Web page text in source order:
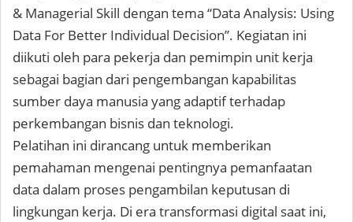
& Managerial Skill dengan tema “Data Analysis: Using
Data For Better Individual Decision”. Kegiatan ini
diikuti oleh para pekerja dan pemimpin unit kerja
sebagai bagian dari pengembangan kapabilitas
sumber daya manusia yang adaptif terhadap
perkembangan bisnis dan teknologi.
Pelatihan ini dirancang untuk memberikan
pemahaman mengenai pentingnya pemanfaatan
data dalam proses pengambilan keputusan di
lingkungan kerja. Di era transformasi digital saat ini,